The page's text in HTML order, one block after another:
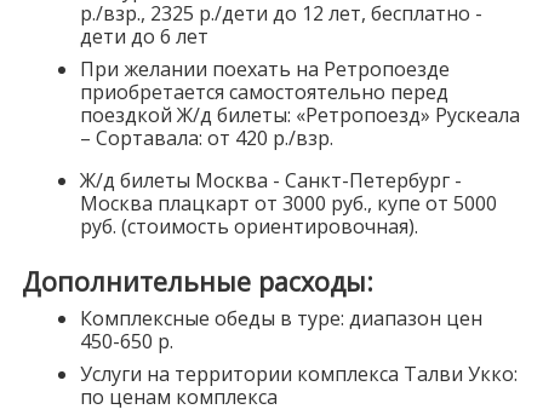
р./взр., 2325 р./дети до 12 лет, бесплатно -
дети до 6 лет
При желании поехать на Ретропоезде
приобретается самостоятельно перед
поездкой Ж/д билеты: «Ретропоезд» Рускеала
– Сортавала: от 420 р./взр.
Ж/д билеты Москва - Санкт-Петербург -
Москва плацкарт от 3000 руб., купе от 5000
руб. (стоимость ориентировочная).
Дополнительные расходы:
Комплексные обеды в туре: диапазон цен
450-650 р.
Услуги на территории комплекса Талви Укко:
по ценам комплекса